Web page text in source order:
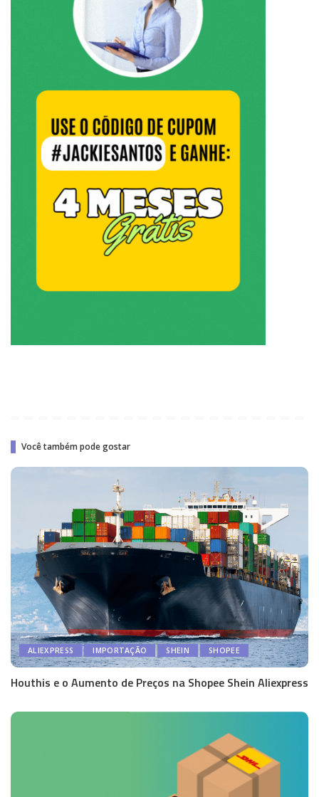
Você também pode gostar
ALIEXPRESS IMPORTAÇÃO SHEIN SHOPEE
Houthis e o Aumento de Preços na Shopee Shein Aliexpress